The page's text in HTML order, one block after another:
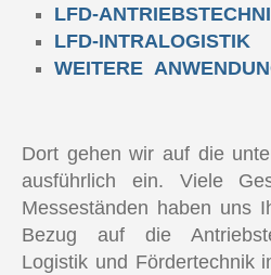
LFD-
LFD-INTRALOGISTIK
WEITERE
Dort gehen wir auf die
ausführlich ein. Viele
Messeständen haben uns
Bezug auf die
Logistik und Fördertechnik